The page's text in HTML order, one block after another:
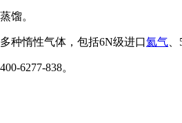
馏。
种惰性气体，包括6N级进口氦气
6277-838。